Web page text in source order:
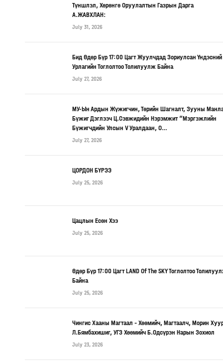
Түншлэл, Хөрөнгө Оруулалтын Газрын Дарга
А.ЖАВХЛАН:
July 31, 2026
Бид Өдөр Бүр 17:00 Цагт Жуулчдад Зориулсан Үндэсний
Урлагийн Тоглолтоо Толилуулж Байна
July 27, 2026
МУ-Ын Ардын Жүжигчин, Төрийн Шагналт, Зууны
Бүжиг Дэглээч Ц.Сэвжидийн Нэрэмжит “Мэргэжлийн
Бүжигчдийн Улсын V Уралдаан, О…
July 27, 2026
ЦОРДОН БҮРЭЭ
July 25, 2026
Цацлын Есөн Хээ
July 25, 2026
Өдөр Бүр 17:00 Цагт LAND Of The SKY Тоглолтоо
Байна
July 25, 2026
Чингис Хааны Магтаал – Хөөмийч, Магтаалч, Морин
Л.Бямбахишиг, УГЗ Хөөмийч Б.Одсүрэн Нарын Зохиол
July 23, 2026